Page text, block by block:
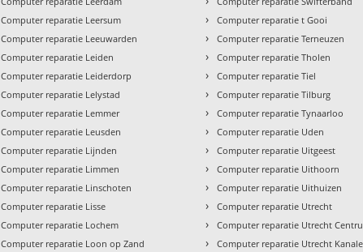
Computer reparatie Leersum
Computer reparatie Leeuwarden
Computer reparatie Leiden
Computer reparatie Leiderdorp
Computer reparatie Lelystad
Computer reparatie Lemmer
Computer reparatie Leusden
Computer reparatie Lijnden
Computer reparatie Limmen
Computer reparatie Linschoten
Computer reparatie Lisse
Computer reparatie Lochem
Computer reparatie Loon op Zand
› Computer reparatie t Gooi
› Computer reparatie Terneuzen
› Computer reparatie Tholen
› Computer reparatie Tiel
› Computer reparatie Tilburg
› Computer reparatie Tynaarloo
› Computer reparatie Uden
› Computer reparatie Uitgeest
› Computer reparatie Uithoorn
› Computer reparatie Uithuizen
› Computer reparatie Utrecht
› Computer reparatie Utrecht
› Computer reparatie Utrecht